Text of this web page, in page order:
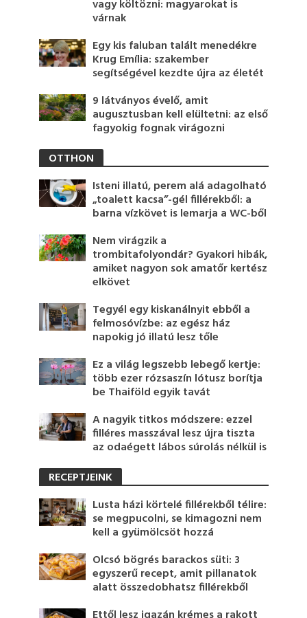
vagy költözni: magyarokat is
várnak
Egy kis faluban talált menedékre
Krug Emília: szakember
segítségével kezdte újra az életét
9 látványos évelő, amit
augusztusban kell elültetni: az első
fagyokig fognak virágozni
OTTHON
Isteni illatú, perem alá adagolható
„toalett kacsa”-gél fillérekből: a
barna vízkövet is lemarja a WC-ből
Nem virágzik a
trombitafolyondár? Gyakori hibák,
amiket nagyon sok amatőr kertész
elkövet
Tegyél egy kiskanálnyit ebből a
felmosóvízbe: az egész ház
napokig jó illatú lesz tőle
Ez a világ legszebb lebegő kertje:
több ezer rózsaszín lótusz borítja
be Thaiföld egyik tavát
A nagyik titkos módszere: ezzel
filléres masszával lesz újra tiszta
az odaégett lábos súrolás nélkül is
RECEPTJEINK
Lusta házi körtelé fillérekből télire:
se megpucolni, se kimagozni nem
kell a gyümölcsöt hozzá
Olcsó bögrés barackos süti: 3
egyszerű recept, amit pillanatok
alatt összedobhatsz fillérekből